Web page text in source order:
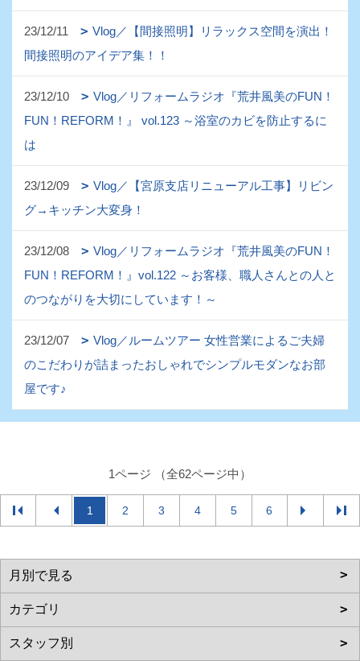
23/12/11
Vlog／【間接照明】リラックス空間を演出！
間接照明のアイデア集！！
23/12/10
Vlog／リフォームラジオ『荒井風美のFUN！
FUN！REFORM！』 vol.123 ～浴室のカビを防止するに
は
23/12/09
Vlog／【宮原支店リニューアル工事】リビン
グ→キッチン大変身！
23/12/08
Vlog／リフォームラジオ『荒井風美のFUN！
FUN！REFORM！』vol.122 ～お客様、職人さんとの人と
のつながりを大切にしています！～
23/12/07
Vlog／ルームツアー 女性営業によるご夫婦
のこだわりが詰まったおしゃれでシンプルモダンなお部
屋です♪
1ページ （全62ページ中）
1 2 3 4 5 6